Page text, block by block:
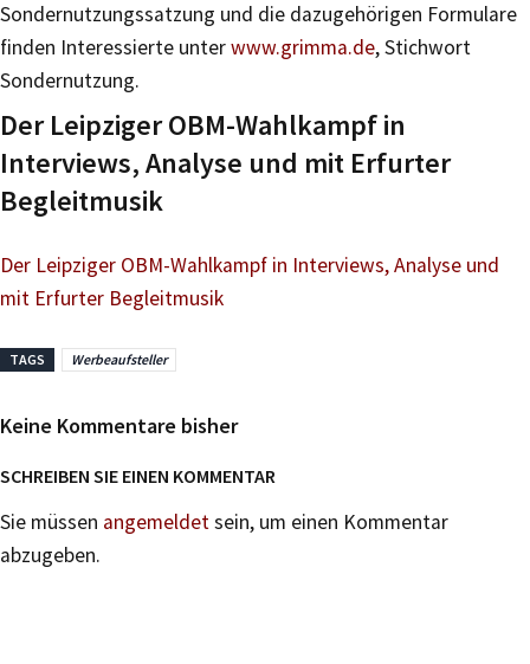
Sondernutzungssatzung und die dazugehörigen Formulare
finden Interessierte unterwww.grimma.de, Stichwort
Sondernutzung.
Der Leipziger OBM-Wahlkampf in
Interviews, Analyse und mit Erfurter
Begleitmusik
Der Leipziger OBM-Wahlkampf in Interviews, Analyse und
mit Erfurter Begleitmusik
TAGS Werbeaufsteller
Keine Kommentare bisher
SCHREIBEN SIE EINEN KOMMENTAR
Sie müssen angemeldetsein, um einen Kommentar
abzugeben.